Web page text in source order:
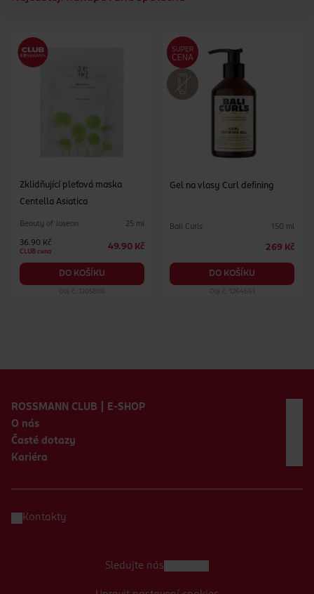
Zklidňující pleťová maska
Centella Asiatica
Beauty of Joseon 25 ml
36.90 Kč
CLUB cena
49.90 Kč
DO KOŠÍKU
Obj. č.: 1205800
Gel na vlasy Curl defining
Bali Curls 150 ml
269 Kč
DO KOŠÍKU
Obj. č.: 1264661
ROSSMANN CLUB | E-SHOP
O nás
Časté dotazy
Kariéra
Kontakty
Sledujte nás